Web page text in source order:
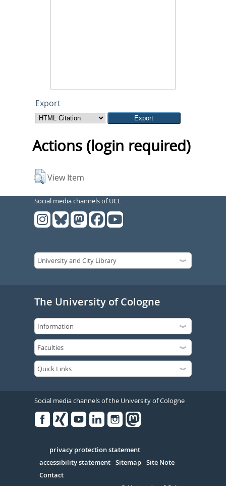
Export
Actions (login required)
View Item
Social media channels of UCL
The University of Cologne
Social media channels of the University of Cologne
Serivce
privacy protection statement
accessibility statement Sitemap Site Note
Contact